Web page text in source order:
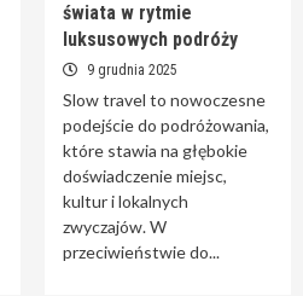
świata w rytmie
luksusowych podróży
9 grudnia 2025
Slow travel to nowoczesne
podejście do podróżowania,
które stawia na głębokie
doświadczenie miejsc,
kultur i lokalnych
zwyczajów. W
przeciwieństwie do...